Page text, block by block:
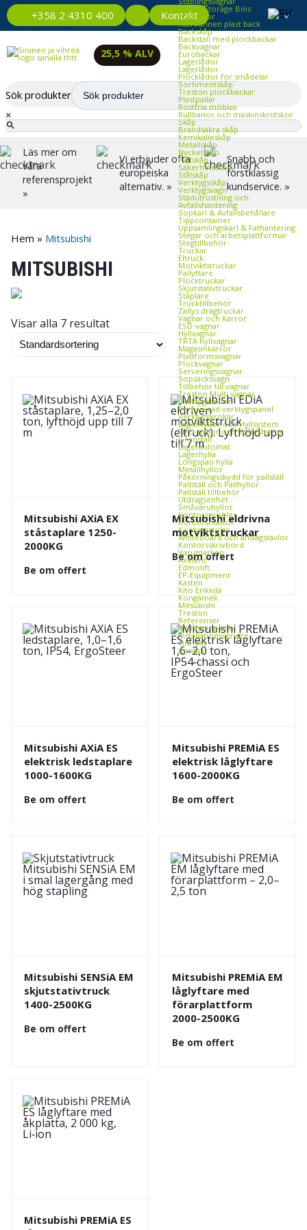
+358 2 4310 400 KontaktPlastic Storage Bins
Plastlådor
Återvunnen plast back
Backskåp
Backställ med plockbackar
Backvagnar
Eurobackar
Lagerlådor
Lagerlådor
Plocklådor för smådelar
Sortimentskåp
Treston plockbackar
Plastpallar
Rostfria möbler
Rullbanor och maskinskridskor
Skåp
Brandsäkra skåp
Kemikalieskåp
Metallskåp
Nyckelskåp
Plåtskåp
Säkerhetsskåp
Stålskåp
Verktygsskåp
Verktygsvagn
Städutrustning och
Avfallshantering
Sopkärl & Avfallsbehållare
Tippcontainer
Uppsamlingskärl & Fathantering
Stegar och arbetsplattformar
Stegtillbehör
Truckar
Eltruck
Motviktstruckar
Pallyftare
Plocktruckar
Skjutstativtruckar
Staplare
Trucktillbehör
Zallys dragtruckar
Vagnar och Kärror
ESD‑vagnar
Hyllvagnar
TRTA hyllvagnar
Magasinkärror
Plattformsvagnar
Plockvagnar
Serveringsvagnar
Sopsäcksvagn
Tillbehör till vagnar
Treston Multi vagnar
Verktygstavlor
Perforerad verktygspanel
Verktygskrokar
Lagerhyllor och Hyllsystem
FIFO‑hyllor och flödeshyllor
Grenställ
Lagerautomat
Lagerhylla
Longspan hylla
Metallhyllor
Påkörningsskydd för pallställ
Pallställ och Pallhyllor
Pallställ tillbehör
Utdragsenhet
Småvaruhyllor
Kontorsmöbler
Kontorsmattor
Kontorsstolar
Whiteboard och anslagstavlor
Kontorsskrivbord
Varumärken
Axelent
Edmolift
EP-Equipment
Kasten
Kito Erikkilä
Kongamek
Mitsubishi
Treston
Referenser
Montering och
installationsservice
Om oss
Kontakt
25,5 % ALV
Sök produkter
×
Läs mer om
våra
referensprojekt
»
Vi erbjuder ofta
europeiska
alternativ. »
Snabb och
förstklassig
kundservice. »
Hem » Mitsubishi
MITSUBISHI
Visar alla 7 resultat
Mitsubishi AXiA EX
ståstaplare 1250-
2000KG
Be om offert
Mitsubishi eldrivna
motviktstruckar
Be om offert
Mitsubishi AXiA ES
elektrisk ledstaplare
1000-1600KG
Be om offert
Mitsubishi PREMiA ES
elektrisk låglyftare
1600-2000KG
Be om offert
Mitsubishi SENSiA EM
skjutstativtruck
1400-2500KG
Be om offert
Mitsubishi PREMiA EM
låglyftare med
förarplattform
2000-2500KG
Be om offert
Mitsubishi PREMiA ES